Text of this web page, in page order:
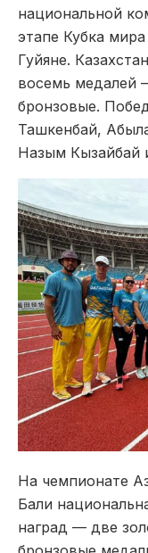
национальной
этапе Кубка
Гуйяне.
восемь медалей
бронзовые.
Ташкенбай,
Назым Кызайбай
На чемпионате
Бали
наград — две